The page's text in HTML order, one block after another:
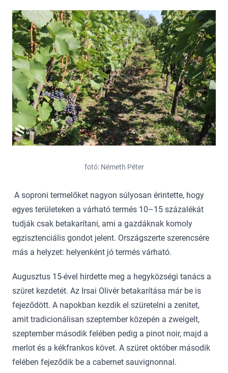
fotó: Németh Péter
A soproni termelőket nagyon súlyosan érintette, hogy
egyes területeken a várható termés 10–15 százalékát
tudják csak betakarítani, ami a gazdáknak komoly
egzisztenciális gondot jelent. Országszerte szerencsére
más a helyzet: helyenként jó termés várható.
Augusztus 15-ével hirdette meg a hegyközségi tanács a
szüret kezdetét. Az Irsai Olivér betakarítása már be is
fejeződött. A napokban kezdik el szüretelni a zenitet,
amit tradicionálisan szeptember közepén a zweigelt,
szeptember második felében pedig a pinot noir, majd a
merlot és a kékfrankos követ. A szüret október második
felében fejeződik be a cabernet sauvignonnal.